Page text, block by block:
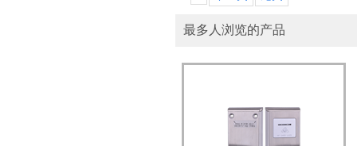
最多人浏览的产品